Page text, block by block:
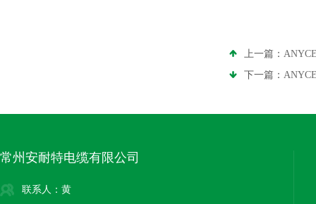
上一篇：
下一篇：
常州安耐特电缆有限公司
联系人：黄